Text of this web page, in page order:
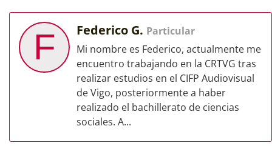
F Federico G. Particular
Mi nombre es Federico, actualmente me
encuentro trabajando en la CRTVG tras
realizar estudios en el CIFP Audiovisual
de Vigo, posteriormente a haber
realizado el bachillerato de ciencias
sociales. A...